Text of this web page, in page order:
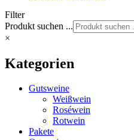
Filter
Produkt suchen ...
×
Kategorien
Gutsweine
Weißwein
Roséwein
Rotwein
Pakete